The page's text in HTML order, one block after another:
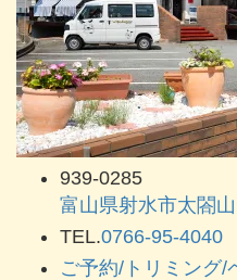
939-0285
富山県射水市太閤
TEL.0766-95-4040
ご予約/トリミング/